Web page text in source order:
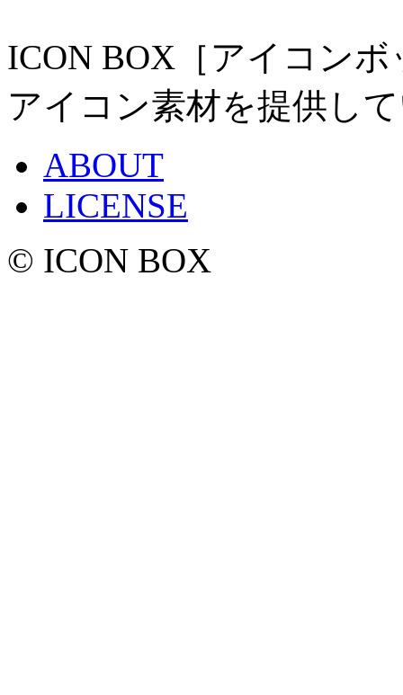
ICON BOX［アイコン
アイコン素材を提供し
ABOUT
LICENSE
© ICON BOX